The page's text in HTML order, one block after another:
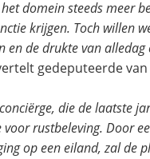
domein steeds meer
krijgen. Toch willen
en de drukte van
gedeputeerde
die de laatste
rustbeleving. Door
op een eiland, zal de